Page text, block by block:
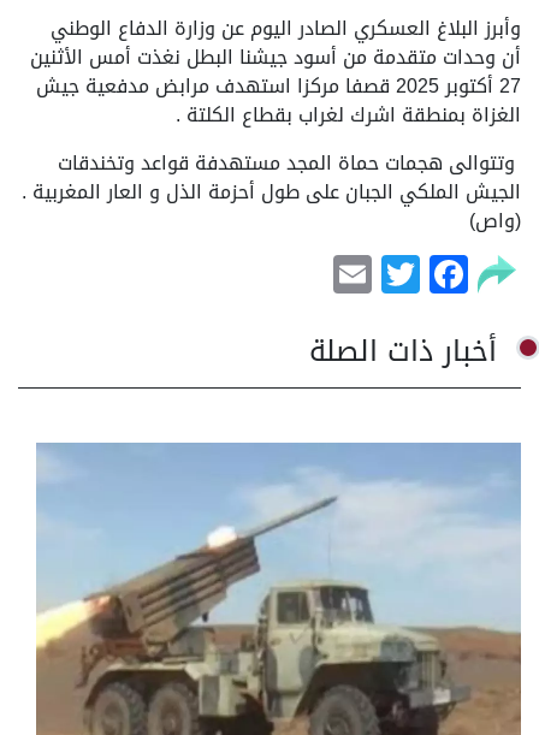
وأبرز البلاغ العسكري الصادر اليوم عن وزارة الدفاع الوطني
أن وحدات متقدمة من أسود جيشنا البطل نغذت أمس الأثنين
27 أكتوبر 2025 قصفا مركزا استهدف مرابض مدفعية جيش
الغزاة بمنطقة اشرك لغراب بقطاع الكلتة .
وتتوالى هجمات حماة المجد مستهدفة قواعد وتخندقات
الجيش الملكي الجبان على طول أحزمة الذل و العار المغربية .
(واص)
Facebook
Twitter
أخبار ذات الصلة